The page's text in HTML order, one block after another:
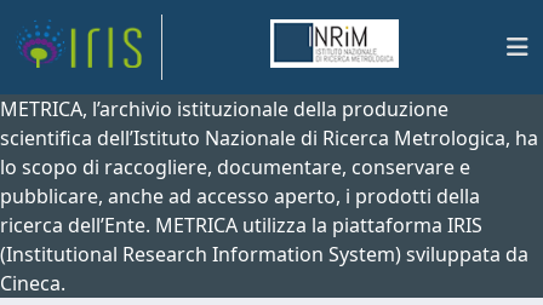
METRICA, l’archivio istituzionale della produzione
scientifica dell’Istituto Nazionale di Ricerca Metrologica, ha
lo scopo di raccogliere, documentare, conservare e
pubblicare, anche ad accesso aperto, i prodotti della
ricerca dell’Ente. METRICA utilizza la piattaforma IRIS
(Institutional Research Information System) sviluppata da
Cineca.